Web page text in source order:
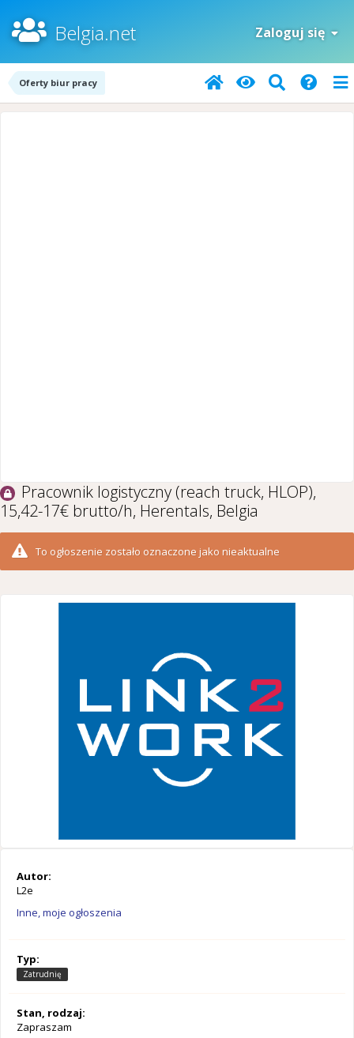
Belgia.net Zaloguj się
Oferty biur pracy
Pracownik logistyczny (reach truck, HLOP),
15,42-17€ brutto/h, Herentals, Belgia
To ogłoszenie zostało oznaczone jako nieaktualne
Autor:
L2e
Inne, moje ogłoszenia
Typ:
Zatrudnię
Stan, rodzaj:
Zapraszam